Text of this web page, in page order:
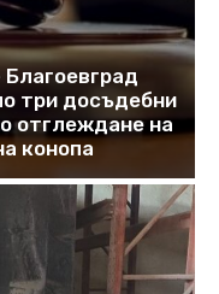
три досъдебни
отглеждане на
конопа